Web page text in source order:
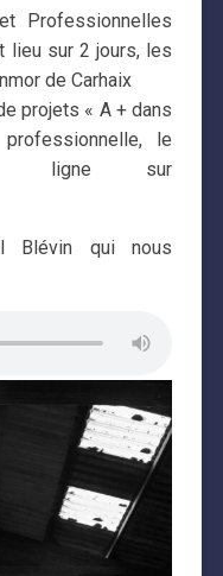
Professionnelles
lieu sur 2 jours, les
de Carhaix
projets « A + dans
le
ligne sur
Blévin qui nous